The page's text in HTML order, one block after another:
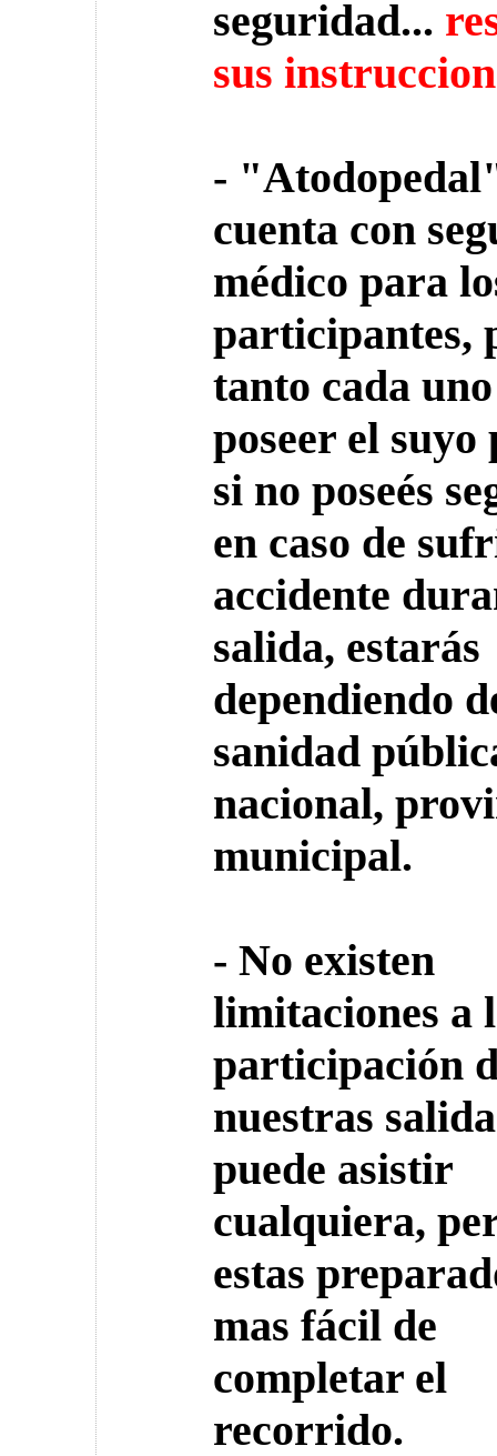
seguridad...
sus
-
cuenta con
médico para
participantes,
tanto cada
poseer el suyo
si no poseés
en caso de
accidente
salida, estarás
dependiendo
sanidad
nacional,
municipal.
- No existen
limitaciones a
participación
nuestras
puede asistir
cualquiera,
estas
mas fácil de
completar el
recorrido.